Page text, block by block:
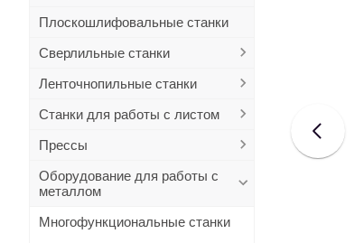
Плоскошлифовальные станки
Сверлильные станки
Ленточнопильные станки
Станки для работы с листом
Прессы
Оборудование для работы с
металлом
Многофункциональные станки